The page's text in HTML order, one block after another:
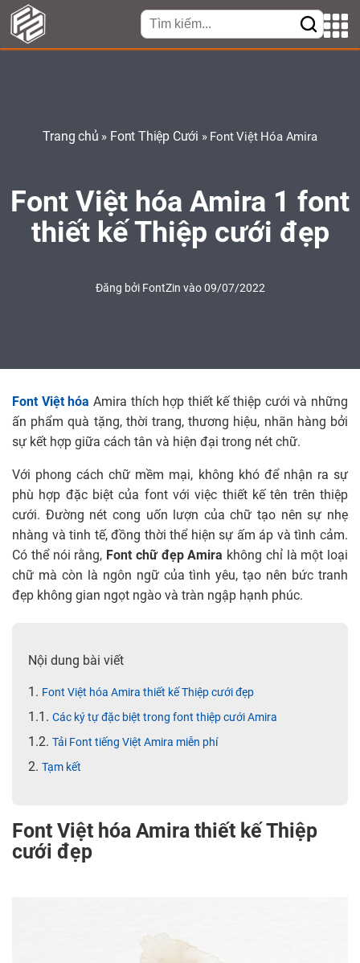
Trang chủ » Font Thiệp Cưới » Font Việt Hóa Amira
Font Việt hóa Amira 1 font
thiết kế Thiệp cưới đẹp
Đăng bởi FontZin vào 09/07/2022
Font Việt hóa Amira thích hợp thiết kế thiệp cưới và những
ấn phẩm quà tặng, thời trang, thương hiệu, nhãn hàng bởi
sự kết hợp giữa cách tân và hiện đại trong nét chữ.
Với phong cách chữ mềm mại, không khó để nhận ra sự
phù hợp đặc biệt của font với việc thiết kế tên trên thiệp
cưới. Đường nét cong uốn lượn của chữ tạo nên sự nhẹ
nhàng và tinh tế, đồng thời thể hiện sự ấm áp và tình cảm.
Có thể nói rằng, Font chữ đẹp Amira không chỉ là một loại
chữ mà còn là ngôn ngữ của tình yêu, tạo nên bức tranh
đẹp không gian ngọt ngào và tràn ngập hạnh phúc.
Nội dung bài viết
Font Việt hóa Amira thiết kế Thiệp cưới đẹp
Các ký tự đặc biệt trong font thiệp cưới Amira
Tải Font tiếng Việt Amira miễn phí
Tạm kết
Font Việt hóa Amira thiết kế Thiệp
cưới đẹp